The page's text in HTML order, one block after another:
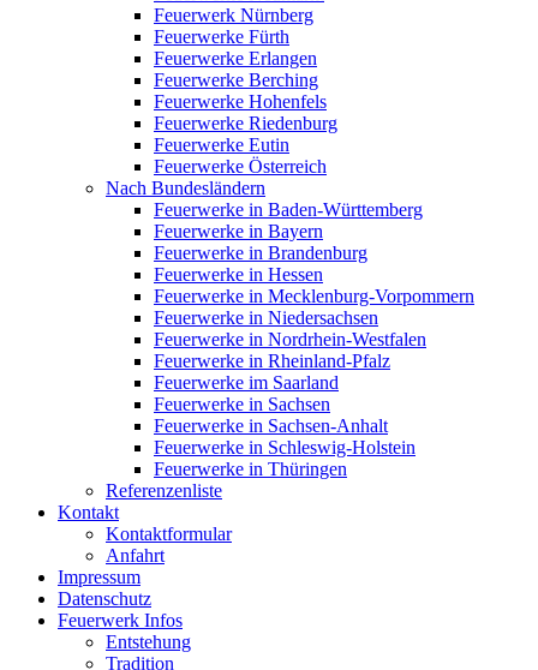
Feuerwerk Nürnberg
Feuerwerke Fürth
Feuerwerke Erlangen
Feuerwerke Berching
Feuerwerke Hohenfels
Feuerwerke Riedenburg
Feuerwerke Eutin
Feuerwerke Österreich
Nach Bundesländern
Feuerwerke in Baden-Württemberg
Feuerwerke in Bayern
Feuerwerke in Brandenburg
Feuerwerke in Hessen
Feuerwerke in Mecklenburg-Vorpommern
Feuerwerke in Niedersachsen
Feuerwerke in Nordrhein-Westfalen
Feuerwerke in Rheinland-Pfalz
Feuerwerke im Saarland
Feuerwerke in Sachsen
Feuerwerke in Sachsen-Anhalt
Feuerwerke in Schleswig-Holstein
Feuerwerke in Thüringen
Referenzenliste
Kontakt
Kontaktformular
Anfahrt
Impressum
Datenschutz
Feuerwerk Infos
Entstehung
Tradition